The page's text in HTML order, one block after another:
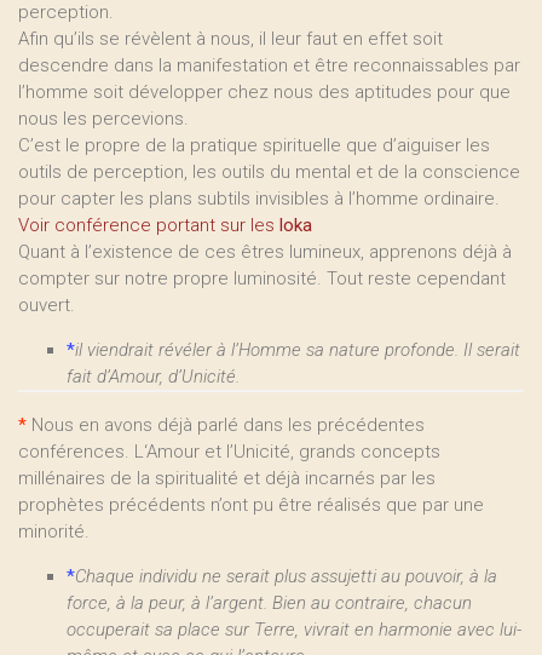
perception.
Afin qu’ils se révèlent à nous, il leur faut en effet soit
descendre dans la manifestation et être reconnaissables par
l’homme soit développer chez nous des aptitudes pour que
nous les percevions.
C’est le propre de la pratique spirituelle que d’aiguiser les
outils de perception, les outils du mental et de la conscience
pour capter les plans subtils invisibles à l’homme ordinaire.
Voir conférence portant sur les loka
Quant à l’existence de ces êtres lumineux, apprenons déjà à
compter sur notre propre luminosité. Tout reste cependant
ouvert.
*il viendrait révéler à l’Homme sa nature profonde. Il serait
fait d’Amour, d’Unicité.
* Nous en avons déjà parlé dans les précédentes
conférences. L‘Amour et l’Unicité, grands concepts
millénaires de la spiritualité et déjà incarnés par les
prophètes précédents n’ont pu être réalisés que par une
minorité.
*Chaque individu ne serait plus assujetti au pouvoir, à la
force, à la peur, à l’argent. Bien au contraire, chacun
occuperait sa place sur Terre, vivrait en harmonie avec lui-